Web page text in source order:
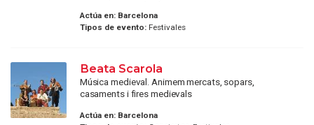
Actúa en: Barcelona
Tipos de evento:Festivales
Beata Scarola
Música medieval. Animem mercats, sopars,
casaments i fires medievals
Actúa en: Barcelona